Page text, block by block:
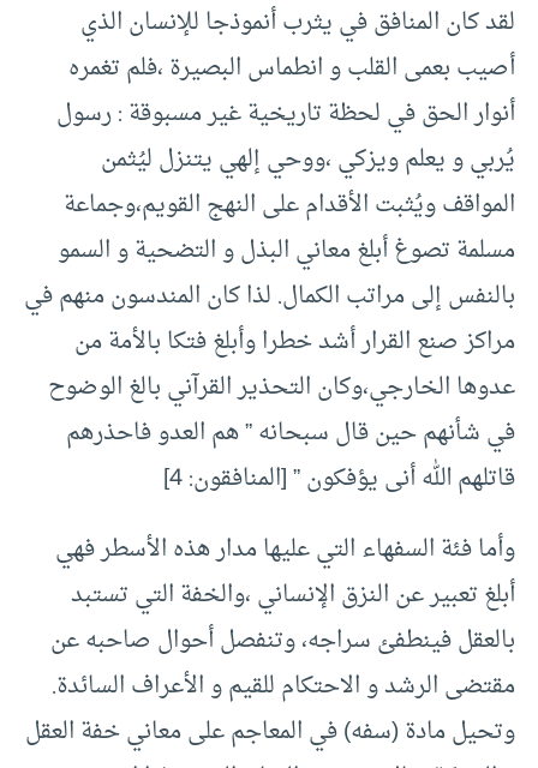
لقد كان المنافق في يثرب أنموذجا للإنسان الذي
أصيب بعمى القلب و انطماس البصيرة ،فلم تغمره
أنوار الحق في لحظة تاريخية غير مسبوقة : رسول
يُربي و يعلم ويزكي ،ووحي إلهي يتنزل ليُثمن
المواقف ويُثبت الأقدام على النهج القويم،وجماعة
مسلمة تصوغ أبلغ معاني البذل و التضحية و السمو
بالنفس إلى مراتب الكمال. لذا كان المندسون منهم في
مراكز صنع القرار أشد خطرا وأبلغ فتكا بالأمة من
عدوها الخارجي،وكان التحذير القرآني بالغ الوضوح
في شأنهم حين قال سبحانه ” هم العدو فاحذرهم
قاتلهم الله أنى يؤفكون ” [المنافقون: 4]
وأما فئة السفهاء التي عليها مدار هذه الأسطر فهي
أبلغ تعبير عن النزق الإنساني ،والخفة التي تستبد
بالعقل فينطفئ سراجه، وتنفصل أحوال صاحبه عن
مقتضى الرشد و الاحتكام للقيم و الأعراف السائدة.
وتحيل مادة (سفه) في المعاجم على معاني خفة العقل